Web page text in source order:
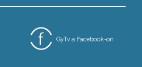
GyTv a Facebook-on